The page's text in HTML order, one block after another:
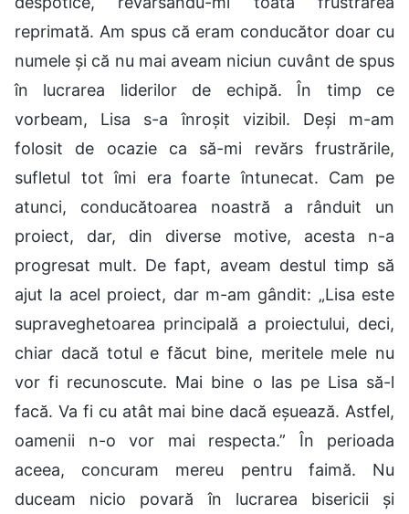
reprimată. Am spus că eram conducător doar cu
numele și că nu mai aveam niciun cuvânt de spus
în lucrarea liderilor de echipă. În timp ce
vorbeam, Lisa s-a înroșit vizibil. Deși m-am
folosit de ocazie ca să-mi revărs frustrările,
sufletul tot îmi era foarte întunecat. Cam pe
atunci, conducătoarea noastră a rânduit un
proiect, dar, din diverse motive, acesta n-a
progresat mult. De fapt, aveam destul timp să
ajut la acel proiect, dar m-am gândit: „Lisa este
supraveghetoarea principală a proiectului, deci,
chiar dacă totul e făcut bine, meritele mele nu
vor fi recunoscute. Mai bine o las pe Lisa să-l
facă. Va fi cu atât mai bine dacă eșuează. Astfel,
oamenii n-o vor mai respecta.” În perioada
aceea, concuram mereu pentru faimă. Nu
duceam nicio povară în lucrarea bisericii și